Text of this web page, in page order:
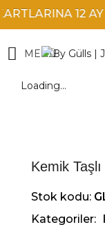
12 AY
MENÜ
Loading...
Kemik
Stok kodu:
Kategoriler: